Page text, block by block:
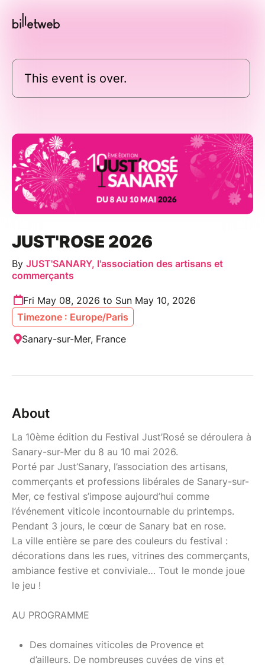
This event is over.
JUST'ROSE 2026
By JUST'SANARY, l'association des artisans et
commerçants
Fri May 08, 2026 to Sun May 10, 2026
Timezone : Europe/Paris
Sanary-sur-Mer, France
About
La 10ème édition du Festival Just’Rosé se déroulera à
Sanary-sur-Mer du 8 au 10 mai 2026.
Porté par Just’Sanary, l’association des artisans,
commerçants et professions libérales de Sanary-sur-
Mer, ce festival s’impose aujourd’hui comme
l’événement viticole incontournable du printemps.
Pendant 3 jours, le cœur de Sanary bat en rose.
La ville entière se pare des couleurs du festival :
décorations dans les rues, vitrines des commerçants,
ambiance festive et conviviale… Tout le monde joue
le jeu !
AU PROGRAMME
Des domaines viticoles de Provence et
d’ailleurs. De nombreuses cuvées de vins et